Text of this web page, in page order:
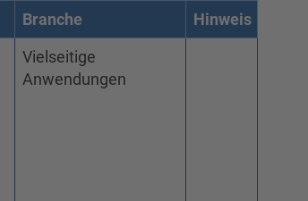
Branche
Hinweis
Vielseitige
Anwendungen